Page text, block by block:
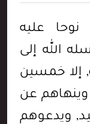
نوحا عليه
الله إلى
إلا خمسين
وينهاهم عن
ويدعوهم